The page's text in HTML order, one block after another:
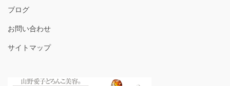
ブログ
お問い合わせ
サイトマップ